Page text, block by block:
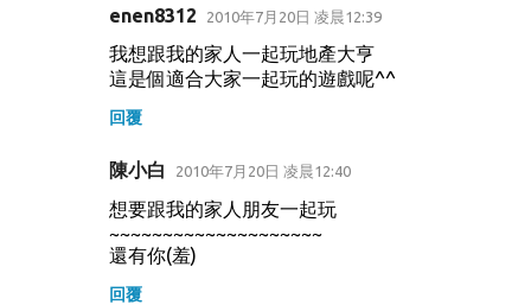
enen8312 2010年7月20日 凌晨12:39
我想跟我的家人一起玩地產大亨
這是個適合大家一起玩的遊戲呢^^
回覆
陳小白 2010年7月20日 凌晨12:40
想要跟我的家人朋友一起玩
~~~~~~~~~~~~~~~~~~~~
還有你(羞)
回覆